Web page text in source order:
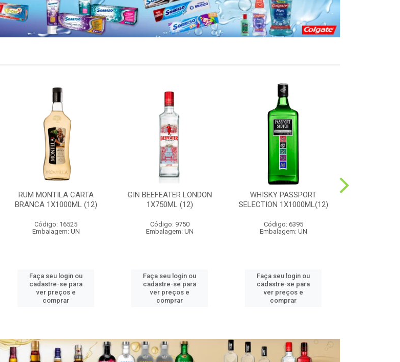
RUM MONTILA CARTA
BRANCA 1X1000ML (12)
Código: 16525
Embalagem: UN
Faça seu login ou
cadastre-se para
ver preços e
comprar
GIN BEEFEATER LONDON
1X750ML (12)
Código: 9750
Embalagem: UN
Faça seu login ou
cadastre-se para
ver preços e
comprar
WHISKY PASSPORT
SELECTION 1X1000ML(12)
Código: 6395
Embalagem: UN
Faça seu login ou
cadastre-se para
ver preços e
comprar